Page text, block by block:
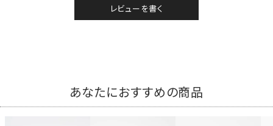
レビューを書く
あなたにおすすめの商品